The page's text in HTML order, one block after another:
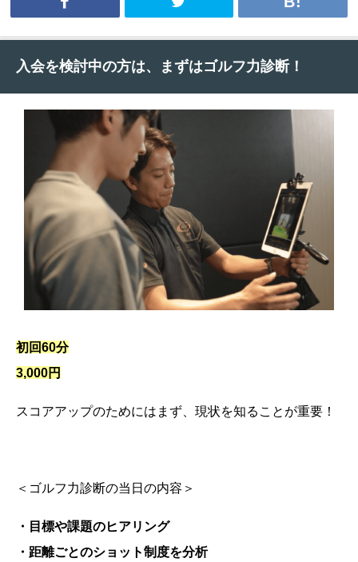
入会を検討中の方は、まずはゴルフ力診断！
初回60分
3,000円
スコアアップのためにはまず、現状を知ることが重要！
＜ゴルフ力診断の当日の内容＞
・目標や課題のヒアリング
・距離ごとのショット制度を分析